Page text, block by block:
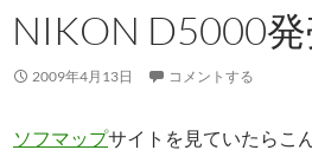
NIKON D5000
2009年4月13日 コメントする
ソフマップサイトを見ていたらこ